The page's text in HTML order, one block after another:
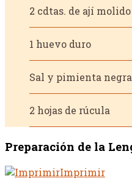
2 cdtas. de ají molido
1 huevo duro
Sal y pimienta
2 hojas de rúcula
Preparación de la
Imprimir